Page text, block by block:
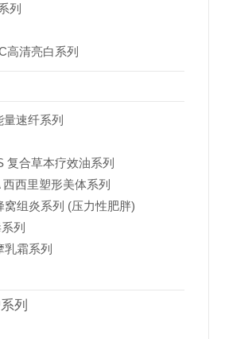
列
高清亮白系列
速纤系列
复合草本疗效油系列
西里塑形美体系列
窝组炎系列 (压力性肥胖)
列
霜系列
列